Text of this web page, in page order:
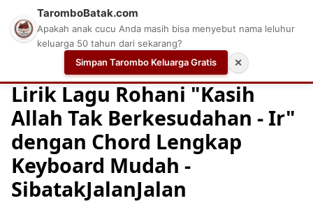
Chord Chord Gitar Lagu Rohani Chord Gitar
Lirik Lagu Rohani "Kasih
Allah Tak Berkesudahan - Ir"
dengan Chord Lengkap
Keyboard Mudah -
SibatakJalanJalan
TaromboBatak.com
Apakah anak cucu Anda masih bisa menyebut nama leluhur
keluarga 50 tahun dari sekarang?
Simpan Tarombo Keluarga Gratis
✕